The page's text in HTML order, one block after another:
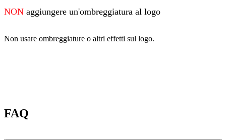
NON aggiungere un'ombreggiatura al logo
Non usare ombreggiature o altri effetti sul logo.
FAQ